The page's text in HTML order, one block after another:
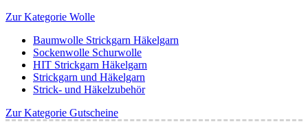
Zur Kategorie Wolle
Baumwolle Strickgarn Häkelgarn
Sockenwolle Schurwolle
HIT Strickgarn Häkelgarn
Strickgarn und Häkelgarn
Strick- und Häkelzubehör
Zur Kategorie Gutscheine